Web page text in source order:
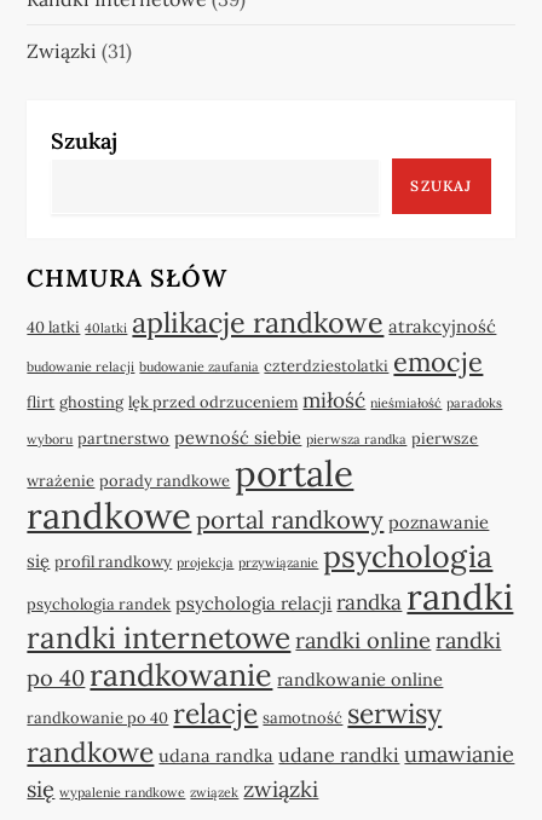
Związki (31)
Szukaj
SZUKAJ
CHMURA SŁÓW
40 latki 40latki aplikacje randkowe atrakcyjność
budowanie relacji budowanie zaufania czterdziestolatki emocje
flirt ghosting lęk przed odrzuceniem miłość nieśmiałość paradoks
wyboru partnerstwo pewność siebie pierwsza randka pierwsze
wrażenie porady randkowe portale
randkowe portal randkowy poznawanie
się profil randkowy projekcja przywiązanie psychologia
psychologia randek psychologia relacji randka randki
randki internetowe randki online randki
po 40 randkowanie randkowanie online
randkowanie po 40 relacje samotność serwisy
randkowe udana randka udane randki umawianie
się wypalenie randkowe związek związki